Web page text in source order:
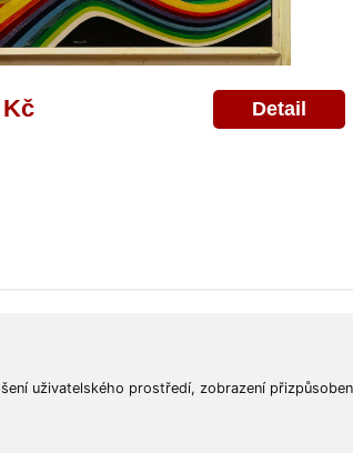
uživatelského prostředí, zobrazení
Kč Detail